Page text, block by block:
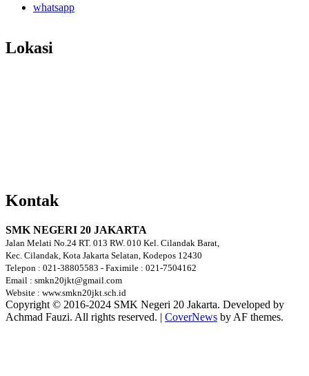
whatsapp
Lokasi
Kontak
SMK NEGERI 20 JAKARTA
Jalan Melati No.24 RT. 013 RW. 010 Kel. Cilandak Barat,
Kec. Cilandak, Kota Jakarta Selatan, Kodepos 12430
Telepon : 021-38805583 - Faximile : 021-7504162
Email : smkn20jkt@gmail.com
Website : www.smkn20jkt.sch.id
Copyright © 2016-2024 SMK Negeri 20 Jakarta. Developed by
Achmad Fauzi. All rights reserved. | CoverNews by AF themes.